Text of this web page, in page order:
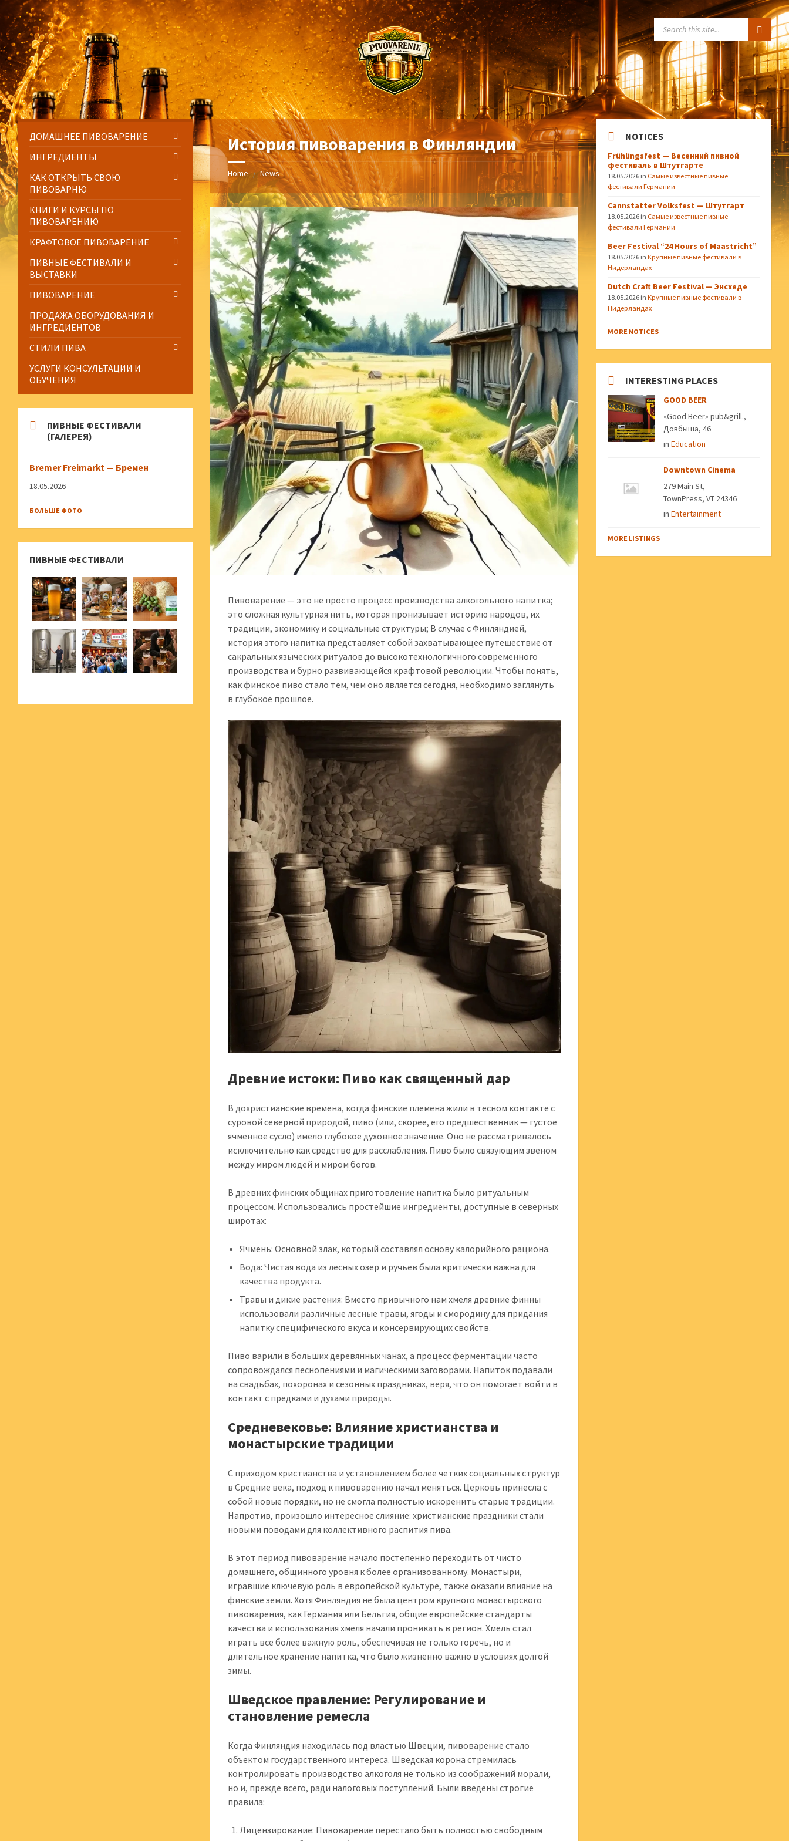
to
content
to
left
sidebar
to
right
sidebar
to
footer
История пивоварения в Финляндии
Home / News
Пивоварение — это не просто процесс производства алкогольного напитка;
это сложная культурная нить, которая пронизывает историю народов, их
традиции, экономику и социальные структуры; В случае с Финляндией,
история этого напитка представляет собой захватывающее путешествие от
сакральных языческих ритуалов до высокотехнологичного современного
производства и бурно развивающейся крафтовой революции. Чтобы понять,
как финское пиво стало тем, чем оно является сегодня, необходимо заглянуть
в глубокое прошлое.
Древние истоки: Пиво как священный дар
В дохристианские времена, когда финские племена жили в тесном контакте с
суровой северной природой, пиво (или, скорее, его предшественник — густое
ячменное сусло) имело глубокое духовное значение. Оно не рассматривалось
исключительно как средство для расслабления. Пиво было связующим звеном
между миром людей и миром богов.
В древних финских общинах приготовление напитка было ритуальным
процессом. Использовались простейшие ингредиенты, доступные в северных
широтах:
Ячмень: Основной злак, который составлял основу калорийного рациона.
Вода: Чистая вода из лесных озер и ручьев была критически важна для
качества продукта.
Травы и дикие растения: Вместо привычного нам хмеля древние финны
использовали различные лесные травы, ягоды и смородину для придания
напитку специфического вкуса и консервирующих свойств.
Пиво варили в больших деревянных чанах, а процесс ферментации часто
сопровождался песнопениями и магическими заговорами. Напиток подавали
на свадьбах, похоронах и сезонных праздниках, веря, что он помогает войти в
контакт с предками и духами природы.
Средневековье: Влияние христианства и
монастырские традиции
С приходом христианства и установлением более четких социальных структур
в Средние века, подход к пивоварению начал меняться. Церковь принесла с
собой новые порядки, но не смогла полностью искоренить старые традиции.
Напротив, произошло интересное слияние: христианские праздники стали
новыми поводами для коллективного распития пива.
В этот период пивоварение начало постепенно переходить от чисто
домашнего, общинного уровня к более организованному. Монастыри,
игравшие ключевую роль в европейской культуре, также оказали влияние на
финские земли. Хотя Финляндия не была центром крупного монастырского
пивоварения, как Германия или Бельгия, общие европейские стандарты
качества и использования хмеля начали проникать в регион. Хмель стал
играть все более важную роль, обеспечивая не только горечь, но и
длительное хранение напитка, что было жизненно важно в условиях долгой
зимы.
Шведское правление: Регулирование и
становление ремесла
Когда Финляндия находилась под властью Швеции, пивоварение стало
объектом государственного интереса. Шведская корона стремилась
контролировать производство алкоголя не только из соображений морали,
но и, прежде всего, ради налоговых поступлений. Были введены строгие
правила:
Лицензирование: Пивоварение перестало быть полностью свободным
ДОМАШНЕЕ ПИВОВАРЕНИЕ
ИНГРЕДИЕНТЫ
КАК ОТКРЫТЬ СВОЮ
ПИВОВАРНЮ
КНИГИ И КУРСЫ ПО
ПИВОВАРЕНИЮ
КРАФТОВОЕ ПИВОВАРЕНИЕ
ПИВНЫЕ ФЕСТИВАЛИ И
ВЫСТАВКИ
ПИВОВАРЕНИЕ
ПРОДАЖА ОБОРУДОВАНИЯ И
ИНГРЕДИЕНТОВ
СТИЛИ ПИВА
УСЛУГИ КОНСУЛЬТАЦИИ И
ОБУЧЕНИЯ
ПИВНЫЕ ФЕСТИВАЛИ
(ГАЛЕРЕЯ)
Bremer Freimarkt — Бремен
18.05.2026
БОЛЬШЕ ФОТО
ПИВНЫЕ ФЕСТИВАЛИ
NOTICES
Frühlingsfest — Весенний пивной
фестиваль в Штутгарте
18.05.2026 in Самые известные пивные
фестивали Германии
Cannstatter Volksfest — Штутгарт
18.05.2026 in Самые известные пивные
фестивали Германии
Beer Festival “24 Hours of Maastricht”
18.05.2026 inКрупные пивные фестивали в
Нидерландах
Dutch Craft Beer Festival — Энсхеде
18.05.2026 inКрупные пивные фестивали в
Нидерландах
MORE NOTICES
INTERESTING PLACES
GOOD BEER
«Good Beer» pub&grill.,
Довбыша, 46
inEducation
Downtown Cinema
279 Main St,
TownPress, VT 24346
inEntertainment
MORE LISTINGS